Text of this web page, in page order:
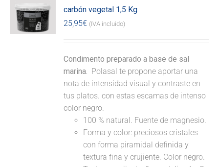
carbón vegetal 1,5 Kg
25,95€ (IVA incluido)
Condimento preparado a base de sal
marina. Polasal te propone aportar una
nota de intensidad visual y contraste en
tus platos. con estas escamas de intenso
color negro.
100 % natural. Fuente de magnesio.
Forma y color: preciosos cristales
con forma piramidal definida y
textura fina y crujiente. Color negro.